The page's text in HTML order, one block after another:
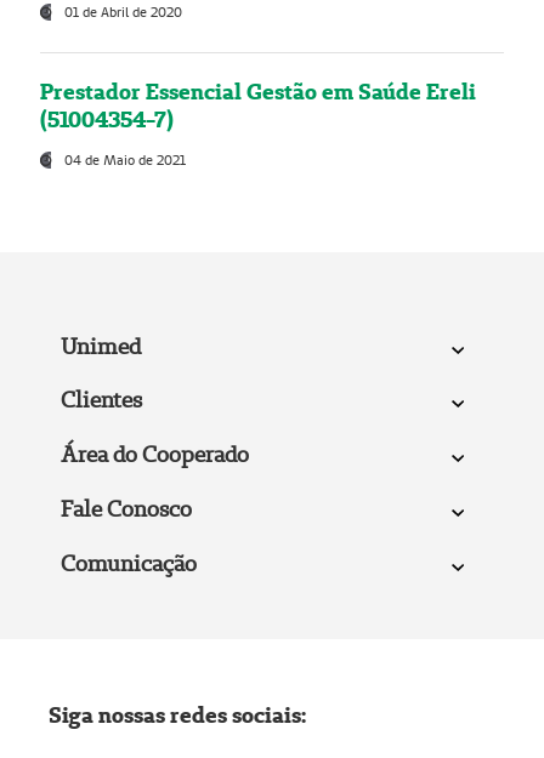
01 de Abril de 2020
Prestador Essencial Gestão em Saúde Ereli
(51004354-7)
04 de Maio de 2021
Unimed
Clientes
Área do Cooperado
Fale Conosco
Comunicação
Siga nossas redes sociais: